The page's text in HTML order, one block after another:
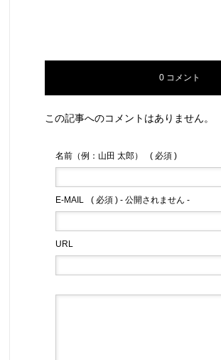
0 コメント
この記事へのコメントはありません。
名前（例：山田 太郎） ( 必須 )
E-MAIL ( 必須 ) - 公開されません -
URL